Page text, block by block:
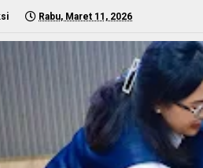
Rabu, Maret 11, 2026